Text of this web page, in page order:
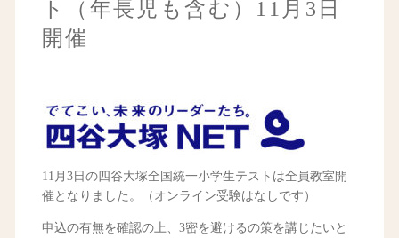
ト（年長児も含む）11月3日
開催
11月3日の四谷大塚全国統一小学生テストは全員教室開
催となりました。（オンライン受験はなしです）
申込の有無を確認の上、3密を避けるの策を講じたいと